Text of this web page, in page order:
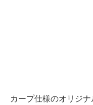
カープ仕様のオリジ